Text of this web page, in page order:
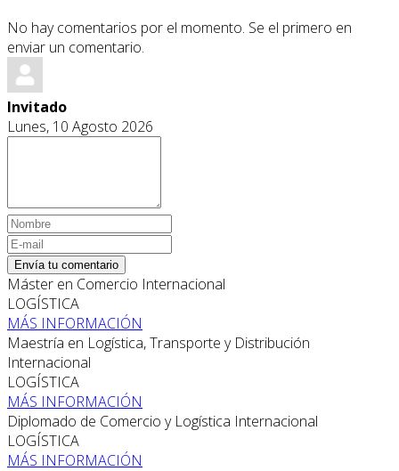
No hay comentarios por el momento. Se el primero en
enviar un comentario.
Invitado
Lunes, 10 Agosto 2026
Envía tu comentario
Máster en Comercio Internacional
LOGÍSTICA
MÁS INFORMACIÓN
Maestría en Logística, Transporte y Distribución
Internacional
LOGÍSTICA
MÁS INFORMACIÓN
Diplomado de Comercio y Logística Internacional
LOGÍSTICA
MÁS INFORMACIÓN